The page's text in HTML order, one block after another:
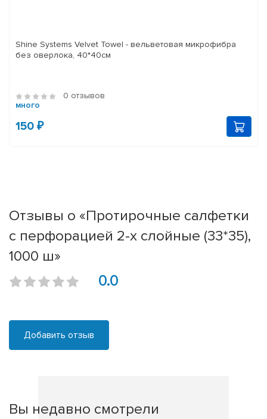
Shine Systems Velvet Towel - вельветовая микрофибра
без оверлока, 40*40см
0 отзывов
много
150 ₽
Отзывы о «Протирочные салфетки
с перфорацией 2-х слойные (33*35),
1000 ш»
0.0
Добавить отзыв
Вы недавно смотрели